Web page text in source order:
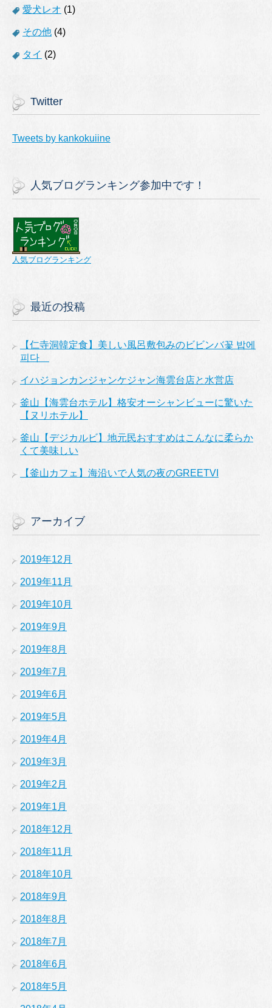
愛犬レオ (1)
その他 (4)
タイ (2)
Twitter
Tweets by kankokuiine
人気ブログランキング参加中です！
人気ブログランキング
最近の投稿
【仁寺洞韓定食】美しい風呂敷包みのビビンバ꽃 밥에
피다
イハジョンカンジャンケジャン海雲台店と水営店
釜山【海雲台ホテル】格安オーシャンビューに驚いた
【ヌリホテル】
釜山【デジカルビ】地元民おすすめはこんなに柔らか
くて美味しい
【釜山カフェ】海沿いで人気の夜のGREETVI
アーカイブ
2019年12月
2019年11月
2019年10月
2019年9月
2019年8月
2019年7月
2019年6月
2019年5月
2019年4月
2019年3月
2019年2月
2019年1月
2018年12月
2018年11月
2018年10月
2018年9月
2018年8月
2018年7月
2018年6月
2018年5月